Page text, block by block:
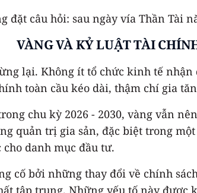
câu hỏi: sau ngày vía Thần Tài
VÀNG VÀ KỶ LUẬT TÀI
lại. Không ít tổ chức kinh tế
toàn cầu kéo dài, thậm chí gia
chu kỳ 2026 - 2030, vàng vẫn
quản trị gia sản, đặc biệt trong
danh mục đầu tư.
cố bởi những thay đổi về chính
tập trung. Những yếu tố này